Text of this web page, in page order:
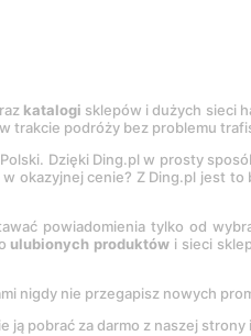
katalogi sklepów i dużych sieci
trakcie podróży bez problemu
Polski. Dzięki Ding.pl w prosty
w okazyjnej cenie? Z Ding.pl jest
powiadomienia tylko od
ulubionych produktów i sieci
nigdy nie przegapisz nowych
ją pobrać za darmo z naszej